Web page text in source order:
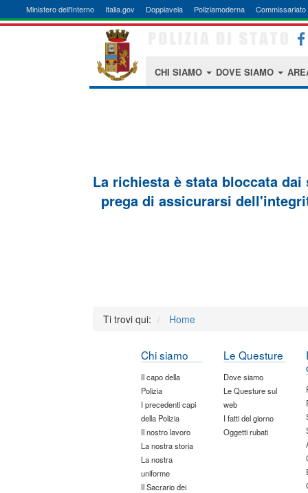
Ministero dell'Interno Italia.gov Doppiavela Poliziamoderna Commissariato
CHI SIAMO DOVE SIAMO
La richiesta è stata bloccata
prega di assicurarsi
Ti trovi qui: Home
Chi siamo
Il capo della
Polizia
I precedenti capi
della Polizia
Il nostro lavoro
La nostra storia
La nostra
uniforme
Il Sacrario dei
Le Questure
Dove siamo
Le Questure sul
web
I fatti del giorno
Oggetti rubati